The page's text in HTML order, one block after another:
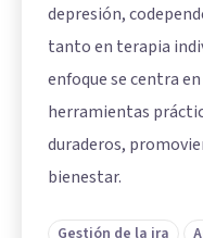
depresión,
tanto en terapia
enfoque se centra
herramientas
duraderos,
bienestar.
Gestión de la ira